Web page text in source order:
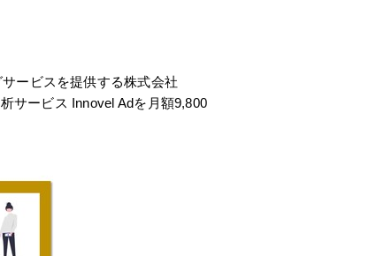
ービスを提供する株式会社
サービス Innovel Adを月額9,800